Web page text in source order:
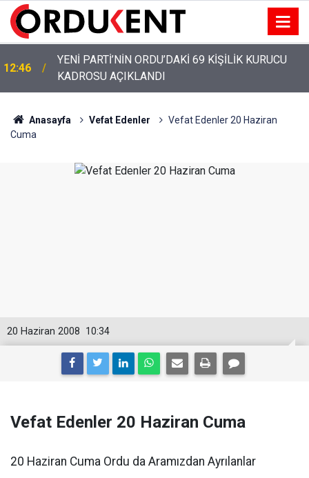
12:46
YENİ PARTİ’NİN ORDU’DAKİ 69 KİŞİLİK KURUCU
KADROSU AÇIKLANDI
Anasayfa Vefat Edenler
Vefat Edenler 20 Haziran
Cuma
10:34
20 Haziran 2008
Vefat Edenler 20 Haziran Cuma
20 Haziran Cuma Ordu da Aramızdan Ayrılanlar